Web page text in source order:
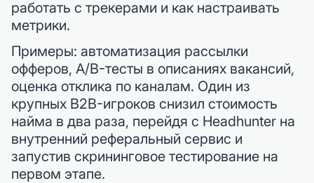
работать с трекерами и как настраивать
метрики.
Примеры: автоматизация рассылки
офферов, A/B-тесты в описаниях вакансий,
оценка отклика по каналам. Один из
крупных B2B-игроков снизил стоимость
найма в два раза, перейдя с Headhunter на
внутренний реферальный сервис и
запустив скрининговое тестирование на
первом этапе.